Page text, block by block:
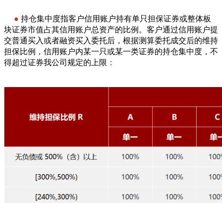
● 持仓集中度指客户信用账户持有单只担保证券或整体板
块证券市值占其信用账户总资产的比例。 客户通过信用账户提
交普通买入或者融资买入委托后，根据测算委托成交后的维持
担保比例，信用账户内某一只或某一类证券的持仓集中度，不
得超过证券我公司规定的上限 ：